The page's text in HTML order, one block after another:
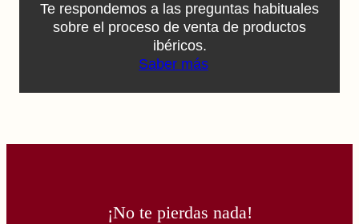
Te respondemos a las preguntas habituales
sobre el proceso de venta de productos
ibéricos.
Saber más
¡No te pierdas nada!